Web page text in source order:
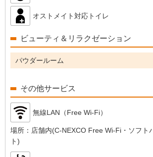
オストメイト対応トイレ
ビューティ＆リラクゼーション
パウダールーム
その他サービス
無線LAN（Free Wi-Fi）
場所： 店舗内(C-NEXCO Free Wi-Fi・ソフト
ト)